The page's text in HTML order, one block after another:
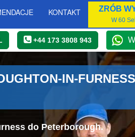
KONTAKT ZRÓB
W 60
+44 173 3808 943
IN-
do Peterborough.